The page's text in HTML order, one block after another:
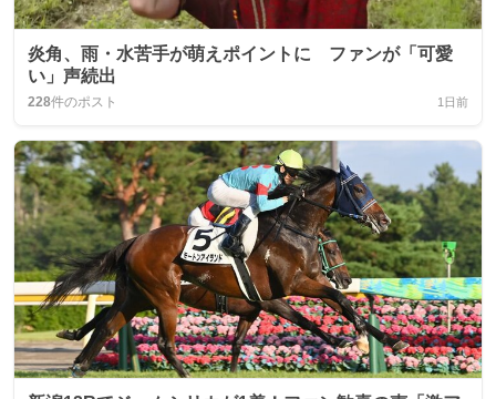
炎角、雨・水苦手が萌えポイントに ファンが「可愛
い」声続出
228件のポスト 1日前